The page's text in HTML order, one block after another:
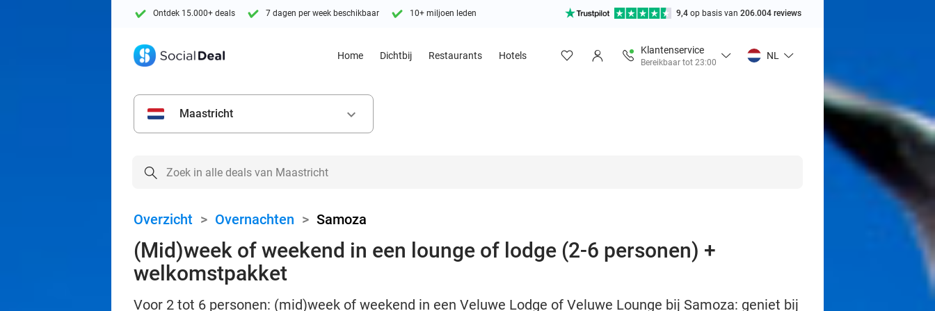
Ontdek 15.000+ deals 7 dagen per week beschikbaar 10+ miljoen leden 9,4 op basis van 206.004 reviews
Home Dichtbij Restaurants Hotels
Klantenservice
Bereikbaar tot 23:00
NL
Maastricht keyboard_arrow_down
Overzicht > Overnachten > Samoza
(Mid)week of weekend in een lounge of lodge (2-6 personen) +
welkomstpakket
Voor 2 tot 6 personen: (mid)week of weekend in een Veluwe Lodge of Veluwe Lounge bij Samoza: geniet bij